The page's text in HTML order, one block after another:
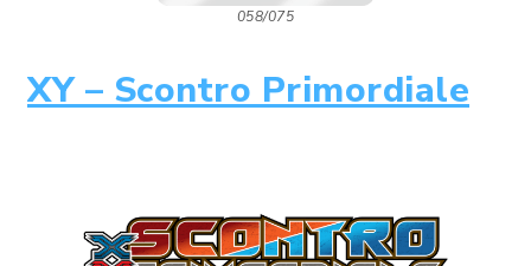
058/075
XY – Scontro Primordiale